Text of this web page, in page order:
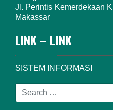
Jl. Perintis Kemerdekaan
Makassar
LINK – LINK
SISTEM INFORMASI